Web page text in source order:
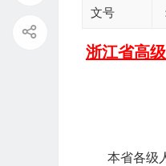
文号
浙江省高
本省各级